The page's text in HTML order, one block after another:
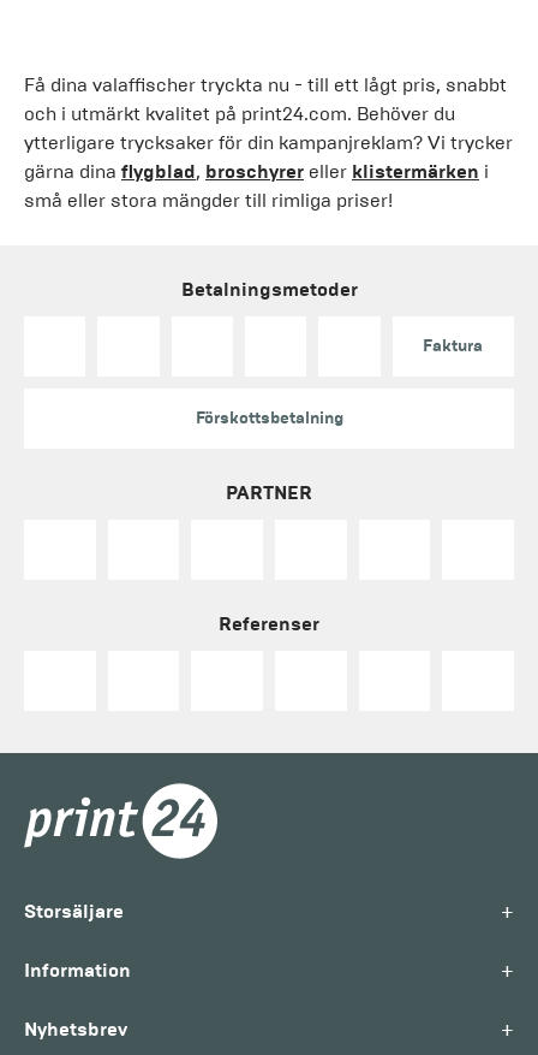
Få dina valaffischer tryckta nu - till ett lågt pris, snabbt
och i utmärkt kvalitet på print24.com. Behöver du
ytterligare trycksaker för din kampanjreklam? Vi trycker
gärna dina flygblad, broschyrer eller klistermärken i
små eller stora mängder till rimliga priser!
Betalningsmetoder
Faktura
Förskottsbetalning
PARTNER
Referenser
Storsäljare +
Information +
Nyhetsbrev +